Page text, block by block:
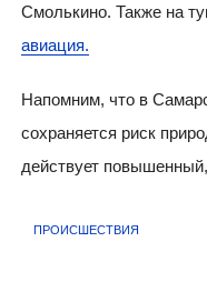
Смолькино. Также на
авиация.
Напомним, что в
сохраняется риск
действует повышенный,
ПРОИСШЕСТВИЯ